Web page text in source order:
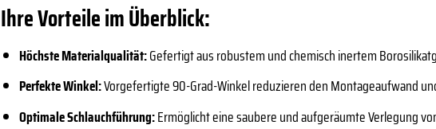
Ihre Vorteile im Überblick:
Höchste Materialqualität:Gefertigt aus robustem und chemisch inertem
Perfekte Winkel:Vorgefertigte 90-Grad-Winkel reduzieren den Montageaufwand
Optimale Schlauchführung:Ermöglicht eine saubere und aufgeräumte Verlegung